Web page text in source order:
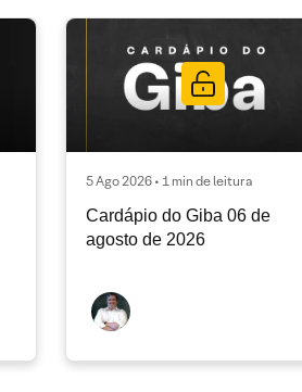
5 Ago 2026 • 1 min de leitura
Cardápio do Giba 06 de
agosto de 2026